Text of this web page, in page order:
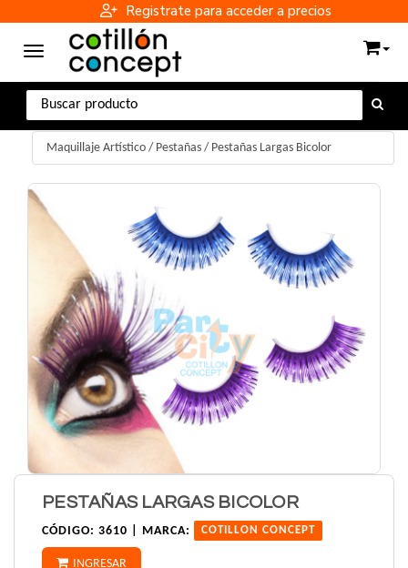
Registrate para acceder a precios
Toggle navigation
Maquillaje Artístico / Pestañas / Pestañas Largas Bicolor
PESTAÑAS LARGAS BICOLOR
CÓDIGO: 3610 | MARCA: COTILLON CONCEPT
INGRESAR